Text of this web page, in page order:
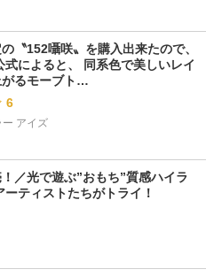
SHISEIDO
〝152囁咲〟を購入出来たので、
式によると、 同系色で美しいレイ
がるモーブト…
6
ー アイズ
／光で遊ぶ”おもち”質感ハイラ
ーティストたちがトライ！